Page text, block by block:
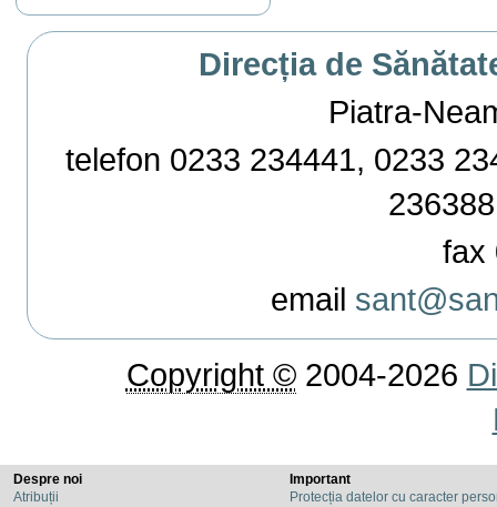
Direcția de
Piatra-
telefon 0233 234441, 0233
fax
email
Copyright ©2004-2026
Despre noi
Atribuții
Important
Protecția datelor cu caracter